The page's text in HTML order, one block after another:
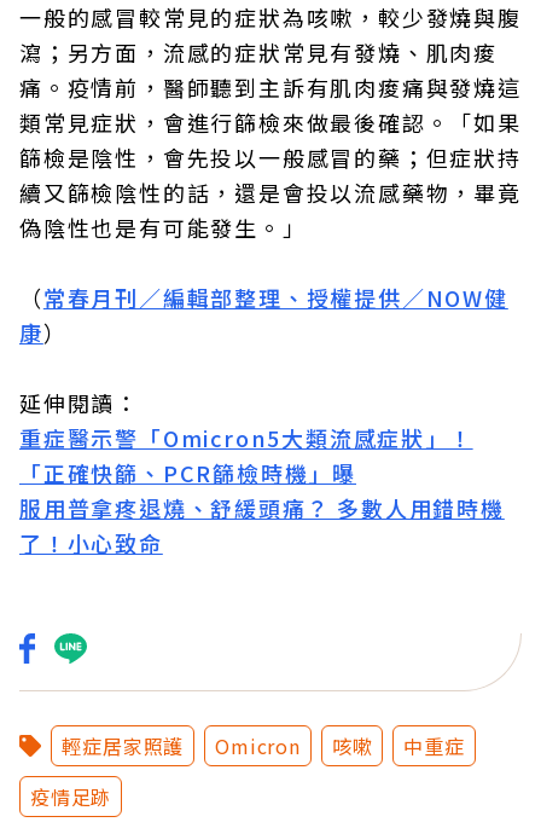
一般的感冒較常見的症狀為咳嗽，較少發燒與腹
瀉；另方面，流感的症狀常見有發燒、肌肉痠
痛。疫情前，醫師聽到主訴有肌肉痠痛與發燒這
類常見症狀，會進行篩檢來做最後確認。「如果
篩檢是陰性，會先投以一般感冒的藥；但症狀持
續又篩檢陰性的話，還是會投以流感藥物，畢竟
偽陰性也是有可能發生。」
（常春月刊／編輯部整理、授權提供／NOW健
康）
延伸閱讀：
重症醫示警「Omicron5大類流感症狀」！
「正確快篩、PCR篩檢時機」曝
服用普拿疼退燒、舒緩頭痛？ 多數人用錯時機
了！小心致命
輕症居家照護 Omicron 咳嗽
中重症
疫情足跡